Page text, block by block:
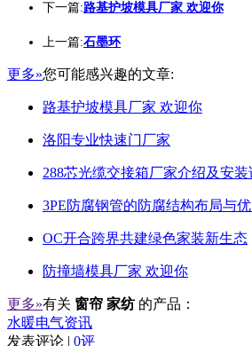
下一篇:路基护坡模具厂家 欢迎你
上一篇:石墨环
更多»您可能感兴趣的文章:
路基护坡模具厂家 欢迎你
洛阳专业快速门厂家
288芯光缆交接箱厂家介绍及安装
3PE防腐钢管的防腐结构布局与
OC开合跨界共建绿色家装新生态
防撞墙模具厂家 欢迎你
更多»有关 窗帘 家纺 的产品：
水暖电气资讯
发表评论 | 0评